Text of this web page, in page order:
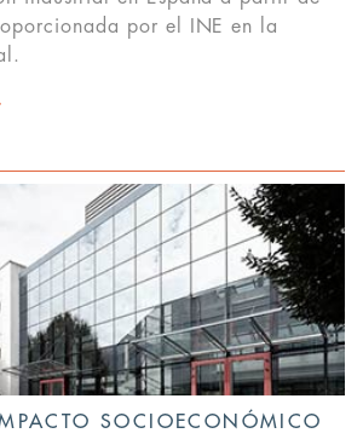
por el INE en la
SOCIOECONÓMICO